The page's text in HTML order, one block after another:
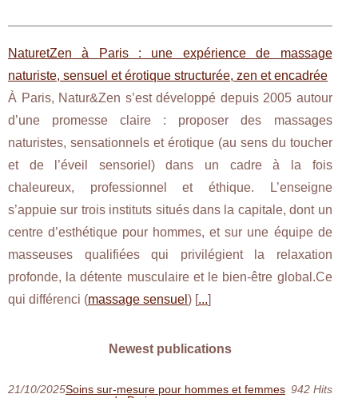
NaturetZen à Paris : une expérience de massage
naturiste, sensuel et érotique structurée, zen et encadrée
À Paris, Natur&Zen s’est développé depuis 2005 autour
d’une promesse claire : proposer des massages
naturistes, sensationnels et érotique (au sens du toucher
et de l’éveil sensoriel) dans un cadre à la fois
chaleureux, professionnel et éthique. L’enseigne
s’appuie sur trois instituts situés dans la capitale, dont un
centre d’esthétique pour hommes, et sur une équipe de
masseuses qualifiées qui privilégient la relaxation
profonde, la détente musculaire et le bien-être global.Ce
qui différenci (massage sensuel ) [...]
Newest publications
21/10/2025Soins sur-mesure pour hommes et femmes 942 Hits